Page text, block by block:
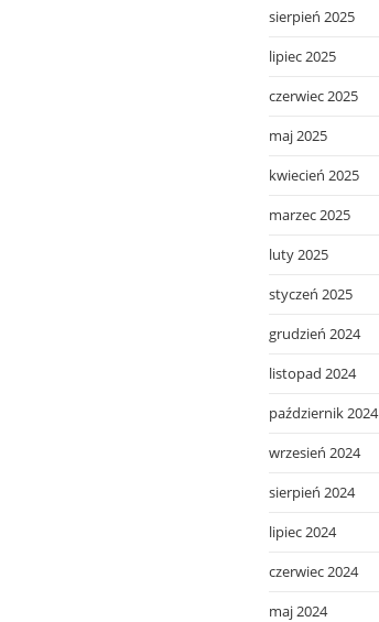
sierpień 2025
lipiec 2025
czerwiec 2025
maj 2025
kwiecień 2025
marzec 2025
luty 2025
styczeń 2025
grudzień 2024
listopad 2024
październik 2024
wrzesień 2024
sierpień 2024
lipiec 2024
czerwiec 2024
maj 2024